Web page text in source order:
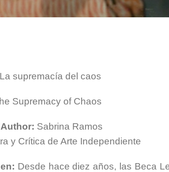
La supremacía del caos
Supremacy of Chaos
Sabrina Ramos
y Crítica de Arte Independiente
Desde hace diez años, las Beca